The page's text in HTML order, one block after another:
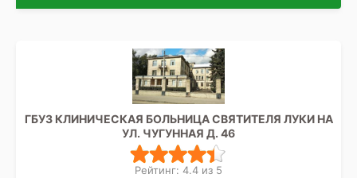
ГБУЗ КЛИНИЧЕСКАЯ БОЛЬНИЦА СВЯТИТЕЛЯ ЛУКИ НА
УЛ. ЧУГУННАЯ Д. 46
Рейтинг: 4.4 из 5